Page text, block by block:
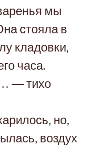
мы
стояла в
кладовки,
часа.
— тихо
но,
воздух